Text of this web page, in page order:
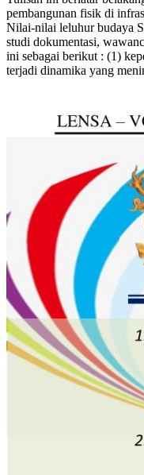
pembangunan fisik di
Nilai-nilai leluhur budaya
studi dokumentasi,
ini sebagai berikut : (1)
terjadi dinamika yang